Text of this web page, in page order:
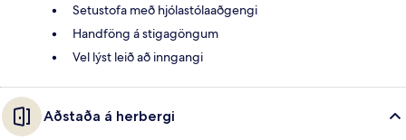
Setustofa með hjólastólaaðgengi
Handföng á stigagöngum
Vel lýst leið að inngangi
Aðstaða á herbergi